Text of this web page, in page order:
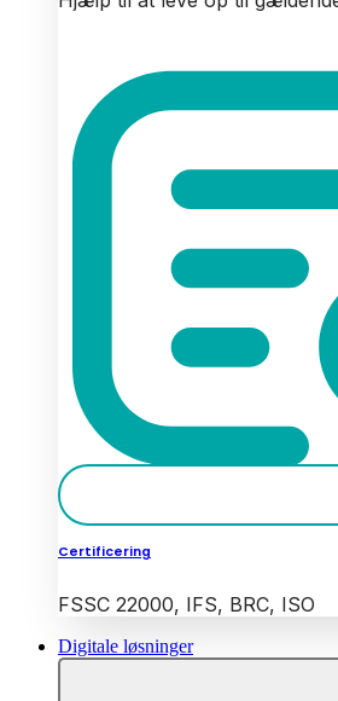
Certificering
FSSC 22000, IFS, BRC, ISO
Digitale løsninger